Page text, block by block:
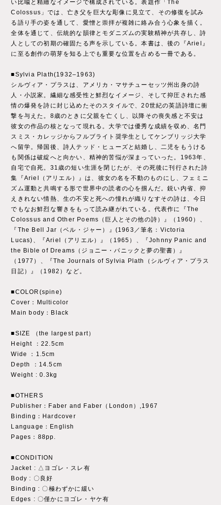
い比喩と精緻なイメージで構成されている。表題作「The
Colossus」では、亡き父を巨大な彫像に見立て、その修復を試み
る語り手の姿を通して、愛憎と崇拝が複雑に絡み合う心象を描く。
全体を通じて、伝統的な韻律とモダニズムの実験精神が共存し、詩
人としての初期の確固たる声を示している。本書は、後の『Ariel』
に至る創作の萌芽を知る上でも重要な位置を占める一冊である。
■Sylvia Plath(1932–1963)
シルヴィア・プラスは、アメリカ・マサチューセッツ州出身の詩
人・小説家。繊細な感受性と鮮烈なイメージ、そして抑圧された感
情の爆発を詩に封じ込めたそのスタイルで、20世紀の英語詩壇に衝
撃を与えた。8歳のときに父親を亡くし、以降その喪失感と不安は
彼女の作品の核となって現れる。大学では優秀な成績を収め、名門
スミス・カレッジからフルブライト奨学生としてケンブリッジ大学
へ留学。帰国後、詩人テッド・ヒューズと結婚し、二児をもうける
も関係は破綻へと向かい、精神的苦悩が深まっていった。1963年、
自宅で自死。31歳の短い生涯を閉じたが、その死後に刊行された詩
集『Ariel（アリエル）』は、彼女の名を不動のものにし、フェミニ
ズム運動と共鳴する形で世界中の読者の心を掴んだ。鋭い内省、抑
えきれない情熱、生の不安と死への憧れが織りなすその詩は、今日
でもなお鮮烈な響きをもって読み継がれている。代表作に『The
Colossus and Other Poems（巨人とその他の詩）』（1960）、
『The Bell Jar（ベル・ジャー）』(1963／筆名：Victoria
Lucas)、『Ariel（アリエル）』（1965）、『Johnny Panic and
the Bible of Dreams（ジョニー・パニックと夢の聖書）』
（1977）、『The Journals of Sylvia Plath（シルヴィア・プラス
日記）』（1982）など。
■COLOR(spine)
Cover：Multicolor
Main body：Black
■SIZE （the largest part）
Height ：22.5cm
Wide ：1.5cm
Depth ：14.5cm
Weight : 0.3kg
■OTHERS
Publisher：Faber and Faber（London）,1967
Binding：Hardcover
Language：English
Pages：88pp.
■CONDITION
Jacket : △ヨゴレ・スレ有
Body : 〇良好
Binding : 〇極わずかに緩い
Edges : 〇僅かにヨゴレ・ヤケ有